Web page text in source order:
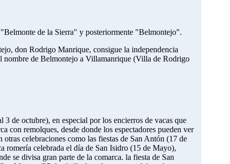
de la Sierra" y posteriormente "Belmontejo".
don Rodrigo Manrique, consigue la independencia
nombre de Belmontejo a Villamanrique (Villa de Rodrigo
de octubre), en especial por los encierros de vacas que
con remolques, desde donde los espectadores pueden ver
celebraciones como las fiestas de San Antón (17 de
romería celebrada el día de San Isidro (15 de Mayo),
se divisa gran parte de la comarca. la fiesta de San